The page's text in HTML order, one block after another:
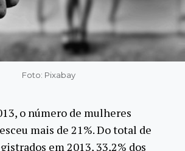
Foto: Pixabay
o número de mulheres
mais de 21%. Do total de
em 2013, 33,2% dos